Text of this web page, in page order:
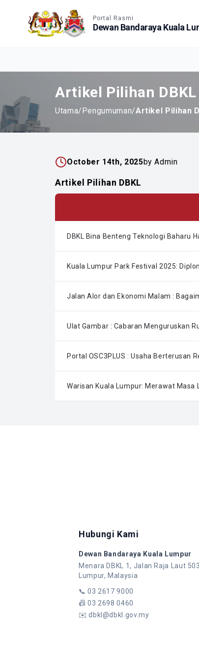
Portal Rasmi
Dewan Bandaraya Kuala
Artikel Pilihan DBKL
Utama/Pengumuman/Artikel Pilihan
October 14th, 2025by Admin
Artikel Pilihan DBKL
DBKL Bina Benteng Teknologi Baharu
Kuala Lumpur Park Festival 2025:
Jalan Alor dan Ekonomi Malam :
Ulat Gambar : Cabaran Menguruskan
Portal OSC3PLUS : Usaha Berterusan
Warisan Kuala Lumpur: Merawat Masa
Hubungi Kami
Dewan Bandaraya Kuala Lumpur
Menara DBKL 1, Jalan Raja Laut
Lumpur, Malaysia
📞03 2617 9000
📠03 2698 0460
✉️dbkl@dbkl.gov.my